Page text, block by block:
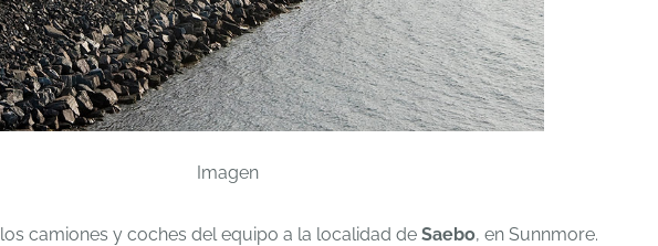
los camiones y coches del equipo a la localidad de Saebo, en Sunnmore.